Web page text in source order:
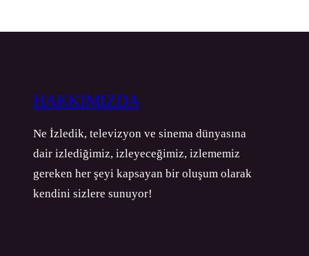
HAKKIMIZDA
Ne İzledik, televizyon ve sinema dünyasına
dair izlediğimiz, izleyeceğimiz, izlememiz
gereken her şeyi kapsayan bir oluşum olarak
kendini sizlere sunuyor!